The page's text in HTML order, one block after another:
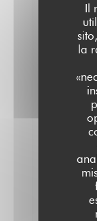
Il
la
Atmosfera
Cucina:
Qualità /
Ambiance